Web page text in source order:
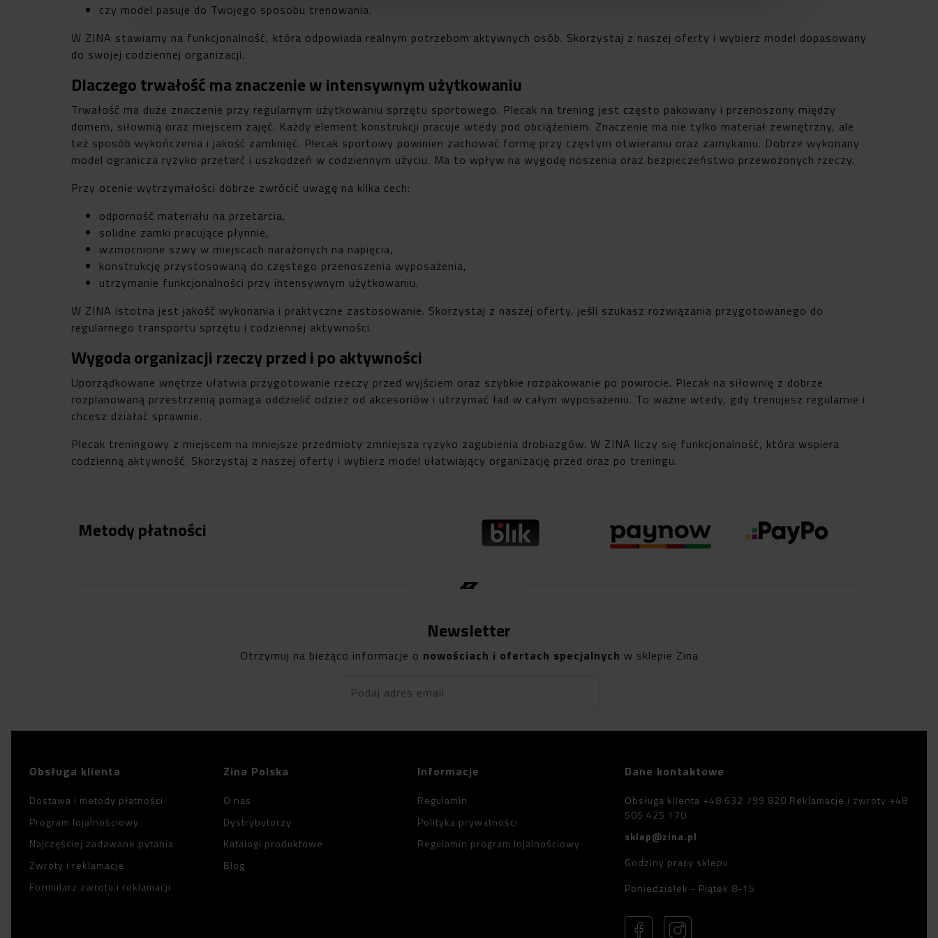
czy model pasuje do Twojego sposobu trenowania.
W ZINA stawiamy na funkcjonalność, która odpowiada realnym potrzebom aktywnych osób. Skorzystaj z naszej oferty i wybierz model dopasowany
do swojej codziennej organizacji.
Dlaczego trwałość ma znaczenie w intensywnym użytkowaniu
Trwałość ma duże znaczenie przy regularnym użytkowaniu sprzętu sportowego. Plecak na trening jest często pakowany i przenoszony między
domem, siłownią oraz miejscem zajęć. Każdy element konstrukcji pracuje wtedy pod obciążeniem. Znaczenie ma nie tylko materiał zewnętrzny, ale
też sposób wykończenia i jakość zamknięć. Plecak sportowy powinien zachować formę przy częstym otwieraniu oraz zamykaniu. Dobrze wykonany
model ogranicza ryzyko przetarć i uszkodzeń w codziennym użyciu. Ma to wpływ na wygodę noszenia oraz bezpieczeństwo przewożonych rzeczy.
Przy ocenie wytrzymałości dobrze zwrócić uwagę na kilka cech:
odporność materiału na przetarcia,
solidne zamki pracujące płynnie,
wzmocnione szwy w miejscach narażonych na napięcia,
konstrukcję przystosowaną do częstego przenoszenia wyposażenia,
utrzymanie funkcjonalności przy intensywnym użytkowaniu.
W ZINA istotna jest jakość wykonania i praktyczne zastosowanie. Skorzystaj z naszej oferty, jeśli szukasz rozwiązania przygotowanego do
regularnego transportu sprzętu i codziennej aktywności.
Wygoda organizacji rzeczy przed i po aktywności
Uporządkowane wnętrze ułatwia przygotowanie rzeczy przed wyjściem oraz szybkie rozpakowanie po powrocie. Plecak na siłownię z dobrze
rozplanowaną przestrzenią pomaga oddzielić odzież od akcesoriów i utrzymać ład w całym wyposażeniu. To ważne wtedy, gdy trenujesz regularnie i
chcesz działać sprawnie.
Plecak treningowy z miejscem na mniejsze przedmioty zmniejsza ryzyko zagubienia drobiazgów. W ZINA liczy się funkcjonalność, która wspiera
codzienną aktywność. Skorzystaj z naszej oferty i wybierz model ułatwiający organizację przed oraz po treningu.
Metody płatności
Newsletter
Otrzymuj na bieżąco informacje o nowościach i ofertach specjalnych w sklepie Zina
Podaj adres email
Obsługa klienta
Dostawa i metody płatności
Program lojalnościowy
Najczęściej zadawane pytania
Zwroty i reklamacje
Formularz zwrotu i reklamacji
Zina Polska
O nas
Dystrybutorzy
Katalogi produktowe
Blog
Informacje
Regulamin
Polityka prywatności
Regulamin program lojalnościowy
Dane kontaktowe
Obsługa klienta +48 632 799 820 Reklamacje i zwroty +48
505 425 170
sklep@zina.pl
Godziny pracy sklepu
Poniedziałek - Piątek 8-15